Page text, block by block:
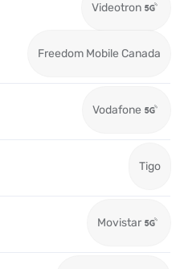
Videotron
Freedom Mobile Canada
Vodafone
Tigo
Movistar